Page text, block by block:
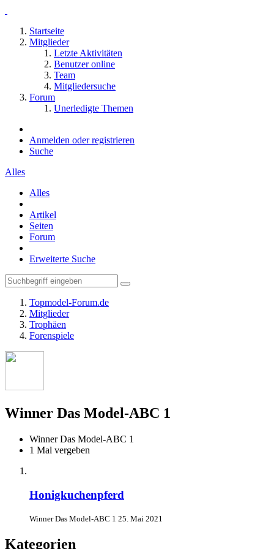
Startseite
Mitglieder
Letzte Aktivitäten
Benutzer online
Team
Mitgliedersuche
Forum
Unerledigte Themen
Anmelden oder registrieren
Suche
Alles
Alles
Artikel
Seiten
Forum
Erweiterte Suche
Topmodel-Forum.de
Mitglieder
Trophäen
Forenspiele
Winner Das Model-ABC 1
Winner Das Model-ABC 1
1 Mal vergeben
Honigkuchenpferd
Winner Das Model-ABC 1 25. Mai 2021
Kategorien